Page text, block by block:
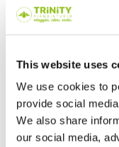
This website uses
We use cookies to
provide social
We also share
our social media,
Supplemento